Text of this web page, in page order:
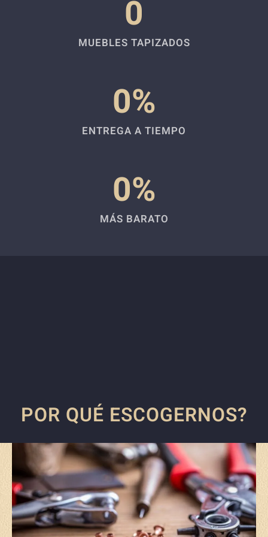
MUEBLES TAPIZADOS
0
ENTREGA A TIEMPO
0%
MÁS BARATO
0%
POR QUÉ ESCOGERNOS?